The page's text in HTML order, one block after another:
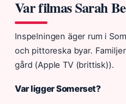
Var filmas Sarah
Inspelningen äger rum i
och pittoreska byar.
gård (Apple TV (brittisk)).
Var ligger Somerset?